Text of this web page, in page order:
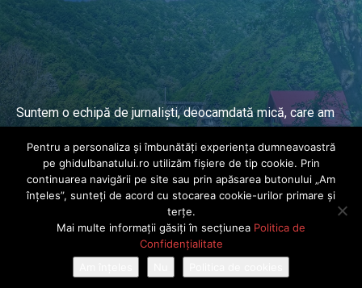
Suntem o echipă de jurnaliști, deocamdată mică, care am
ani.
© Ghidul Banatului 2025. Toate drepturile rezervate · Dezvoltat de
Power Media FX
Pentru a personaliza și îmbunătăți experiența dumneavoastră
pe ghidulbanatului.ro utilizăm fișiere de tip cookie. Prin
continuarea navigării pe site sau prin apăsarea butonului „Am
înțeles”, sunteți de acord cu stocarea cookie-urilor primare și
terțe.
Mai multe informații găsiți în secțiunea Politica de
Confidențialitate